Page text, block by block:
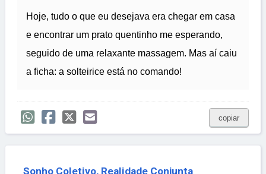
Hoje, tudo o que eu desejava era chegar em casa
e encontrar um prato quentinho me esperando,
seguido de uma relaxante massagem. Mas aí caiu
a ficha: a solteirice está no comando!
copiar
Sonho Coletivo, Realidade Conjunta